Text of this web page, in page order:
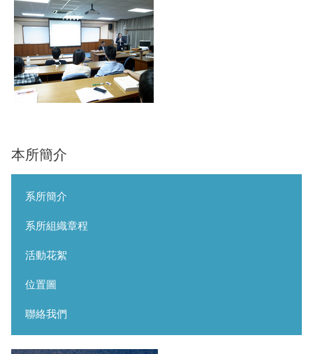
本所簡介
系所簡介
系所組織章程
活動花絮
位置圖
聯絡我們